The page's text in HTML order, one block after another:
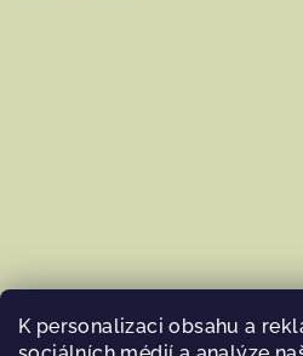
K personalizaci obsahu a